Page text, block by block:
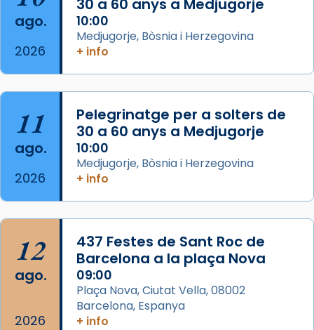
Arquebisbat de Barcelona
2 weeks ago
Memòria de les santes Juliana i
Acompanyant la història de sant Cugat, a
partir de l’Edat Mitjana sorgeix la tradició
que les santes Juliana (“relatiu a Júlia”) i
Semproniana (“relatiu a Semprònia =
eterna”) són deixebles seves. I l’any 1667, el
frare Joan Gaspar Roig, afirma en una obra
que les santes són filles de l’antiga Iluro.
Mataró en reivindicarà les relíq
Foto
View on Facebook · Share
ago.
2026
30 a 60 anys a Medjugorje
10:00
Medjugorje, Bòsnia i Herzegovina
+ info
11
ago.
2026
Pelegrinatge per a solters de
30 a 60 anys a Medjugorje
10:00
Medjugorje, Bòsnia i Herzegovina
+ info
12
ago.
2026
437 Festes de Sant Roc de
Barcelona a la plaça Nova
09:00
Plaça Nova, Ciutat Vella, 08002
Barcelona, Espanya
+ info